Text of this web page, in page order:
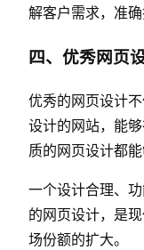
解客户需求，准
四、优秀网页
优秀的网页设计
设计的网站，能
质的网页设计都
一个设计合理、
的网页设计，是
场份额的扩大。